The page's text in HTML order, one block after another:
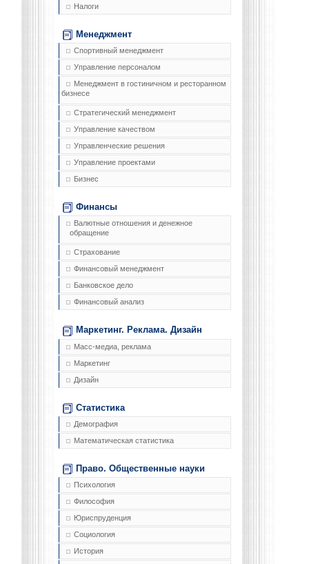
Налоги
Менеджмент
Спортивный менеджмент
Управление персоналом
Менеджмент в гостиничном и ресторанном
бизнесе
Стратегический менеджмент
Управление качеством
Управленческие решения
Управление проектами
Бизнес
Финансы
Валютные отношения и денежное
обращение
Страхование
Финансовый менеджмент
Банковское дело
Финансовый анализ
Маркетинг. Реклама. Дизайн
Масс-медиа, реклама
Маркетинг
Дизайн
Статистика
Демография
Математическая статистика
Право. Общественные науки
Психология
Философия
Юриспруденция
Социология
История